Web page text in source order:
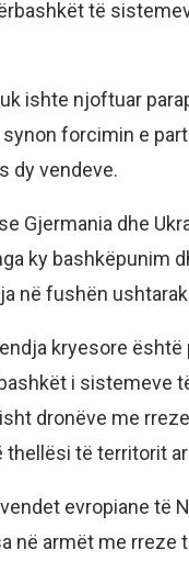
të
ishte njoftuar
synon forcimin e
dy vendeve.
Gjermania dhe
ky bashkëpunim
në fushën
kryesore është
i sistemeve
dronëve me
thellësi të territorit
evropiane të
në armët me rreze